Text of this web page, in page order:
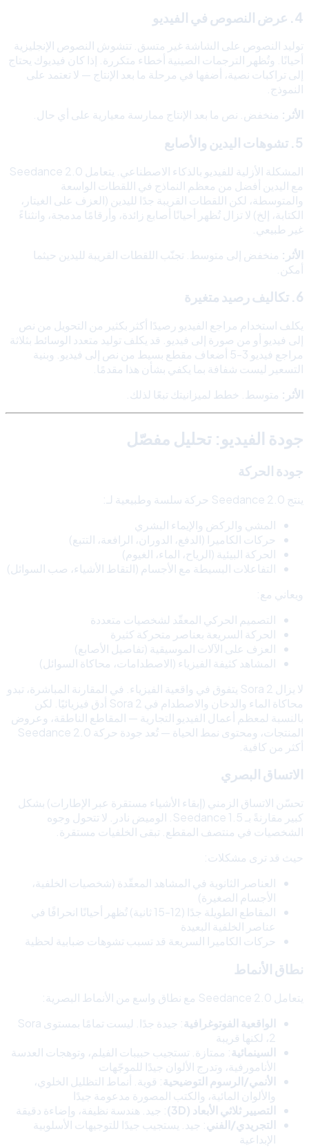
4. عرض النصوص في الفيديو
توليد النصوص على الشاشة غير متسق. تتشوش النصوص الإنجليزية
أحيانًا. وتُظهر الترجمات الصينية أخطاء متكررة. إذا كان فيديوك يحتاج
إلى تراكبات نصية، أضفها في مرحلة ما بعد الإنتاج — لا تعتمد على
النموذج.
الأثر: منخفض. نص ما بعد الإنتاج ممارسة معيارية على أي حال.
5. تشوهات اليدين والأصابع
المشكلة الأزلية للفيديو بالذكاء الاصطناعي. يتعامل Seedance 2.0
مع اليدين أفضل من معظم النماذج في اللقطات الواسعة
والمتوسطة، لكن اللقطات القريبة جدًا لليدين (العزف على الغيتار،
الكتابة، إلخ) لا تزال تُظهر أحيانًا أصابع زائدة، وأرقامًا مدمجة، وانثناءً
غير طبيعي.
الأثر: منخفض إلى متوسط. تجنّب اللقطات القريبة لليدين حيثما
أمكن.
6. تكاليف رصيد متغيرة
يكلف استخدام مراجع الفيديو رصيدًا أكثر بكثير من التحويل من نص
إلى فيديو أو من صورة إلى فيديو. قد يكلف توليد متعدد الوسائط بثلاثة
مراجع فيديو 3-5 أضعاف مقطع بسيط من نص إلى فيديو. وبنية
التسعير ليست شفافة بما يكفي بشأن هذا مقدمًا.
الأثر: متوسط. خطط لميزانيتك تبعًا لذلك.
جودة الفيديو: تحليل مفصّل
جودة الحركة
ينتج Seedance 2.0 حركة سلسة وطبيعية لـ:
المشي والركض والإيماء البشري
حركات الكاميرا (الدفع، الدوران، الرافعة، التتبع)
الحركة البيئية (الرياح، الماء، الغيوم)
التفاعلات البسيطة مع الأجسام (التقاط الأشياء، صب السوائل)
ويعاني مع:
التصميم الحركي المعقّد لشخصيات متعددة
الحركة السريعة بعناصر متحركة كثيرة
العزف على الآلات الموسيقية (تفاصيل الأصابع)
المشاهد كثيفة الفيزياء (الاصطدامات، محاكاة السوائل)
لا يزال Sora 2 يتفوق في واقعية الفيزياء. في المقارنة المباشرة، تبدو
محاكاة الماء والدخان والاصطدام في Sora 2 أدق فيزيائيًا. لكن
بالنسبة لمعظم أعمال الفيديو التجارية — المقاطع الناطقة، وعروض
المنتجات، ومحتوى نمط الحياة — تُعد جودة حركة Seedance 2.0
أكثر من كافية.
الاتساق البصري
تحسّن الاتساق الزمني (إبقاء الأشياء مستقرة عبر الإطارات) بشكل
كبير مقارنةً بـ Seedance 1.5. الوميض نادر. لا تتحول وجوه
الشخصيات في منتصف المقطع. تبقى الخلفيات مستقرة.
حيث قد ترى مشكلات:
العناصر الثانوية في المشاهد المعقّدة (شخصيات الخلفية،
الأجسام الصغيرة)
المقاطع الطويلة جدًا (12-15 ثانية) تُظهر أحيانًا انحرافًا في
عناصر الخلفية البعيدة
حركات الكاميرا السريعة قد تسبب تشوهات ضبابية لحظية
نطاق الأنماط
يتعامل Seedance 2.0 مع نطاق واسع من الأنماط البصرية:
الواقعية الفوتوغرافية
: جيدة جدًا. ليست تمامًا بمستوى Sora
السينمائية: ممتازة. تستجيب حبيبات الفيلم، وتوهجات العدسة
الأنامورفية، وتدرج الألوان جيدًا للموجّهات
الأنمي/الرسوم التوضيحية: قوية. أنماط التظليل الخلوي،
والألوان المائية، والكتب المصورة مدعومة جيدًا
التصيير ثلاثي الأبعاد (3D)
: جيد. هندسة نظيفة، وإضاءة دقيقة
التجريدي/الفني : جيد. يستجيب جيدًا للتوجيهات الأسلوبية
الإبداعية